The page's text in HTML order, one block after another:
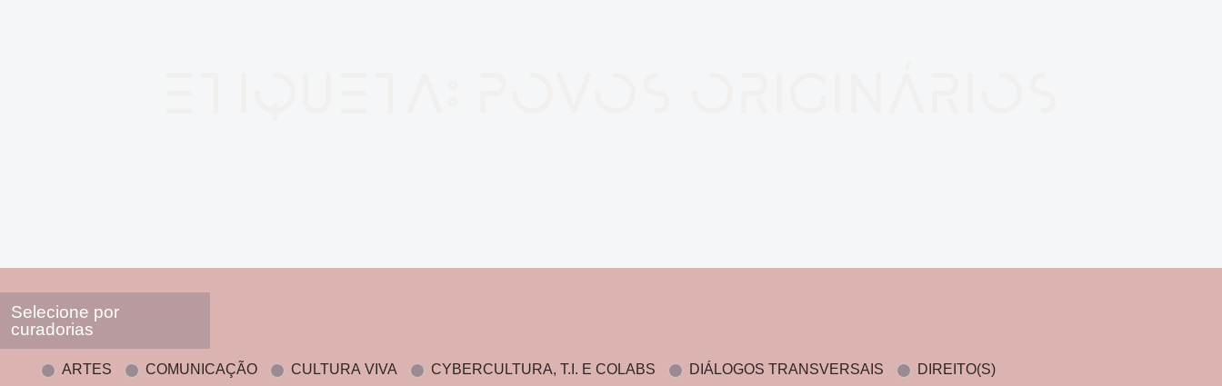
Selecione por
curadorias
ARTES COMUNICAÇÃO CULTURA VIVA CYBERCULTURA, T.I. E COLABS DIÁLOGOS TRANSVERSAIS DIREITO(S)